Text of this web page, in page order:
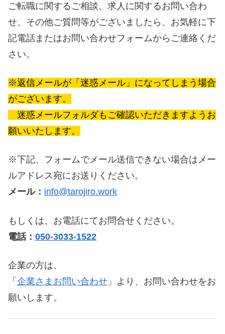
ご転職に関するご相談、求人に関するお問い合わ
せ、その他ご質問等がございましたら、お気軽に下
記電話またはお問い合わせフォームからご連絡くだ
さい。
※返信メールが「迷惑メール」になってしまう場合
がございます。
迷惑メールフォルダもご確認いただきますようお
願いいたします。
※下記、フォームでメール送信できない場合はメー
ルアドレス宛にお送りください。
メール： info@tarojiro.work
もしくは、お電話にてお問合せください。
電話： 050-3033-1522
企業の方は、
「 企業さまお問い合わせ 」より、お問い合わせをお
願いします。